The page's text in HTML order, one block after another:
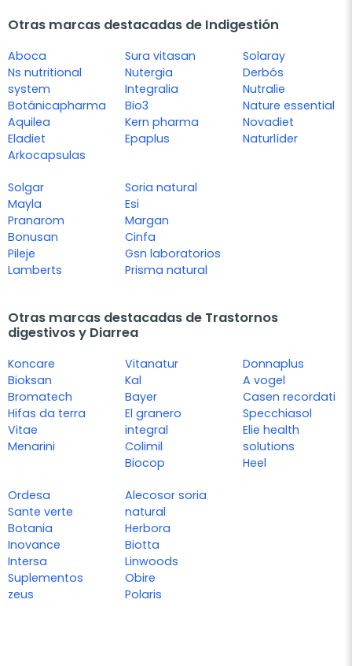
Otras marcas destacadas de Indigestión
Aboca
Ns nutritional
system
Botánicapharma
Aquilea
Eladiet
Arkocapsulas
Sura vitasan
Nutergia
Integralia
Bio3
Kern pharma
Epaplus
Solaray
Derbós
Nutralie
Nature essential
Novadiet
Naturlíder
Solgar
Mayla
Pranarom
Bonusan
Pileje
Lamberts
Soria natural
Esi
Margan
Cinfa
Gsn laboratorios
Prisma natural
Otras marcas destacadas de Trastornos
digestivos y Diarrea
Koncare
Bioksan
Bromatech
Hifas da terra
Vitae
Menarini
Vitanatur
Kal
Bayer
El granero
integral
Colimil
Biocop
Donnaplus
A vogel
Casen recordati
Specchiasol
Elie health
solutions
Heel
Ordesa
Sante verte
Botania
Inovance
Intersa
Suplementos
zeus
Alecosor soria
natural
Herbora
Biotta
Linwoods
Obire
Polaris